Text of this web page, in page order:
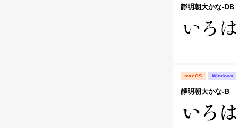
靜明朝大かな-DB
macOS Windows
靜明朝大かな-B